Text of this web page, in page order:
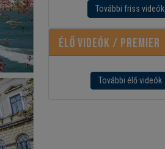
További friss videók
Élő videók / Premier
További élő videók